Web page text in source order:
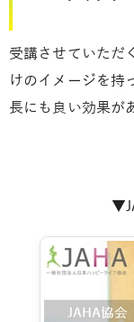
受講させていただ
けのイメージを持
長にも良い効果が